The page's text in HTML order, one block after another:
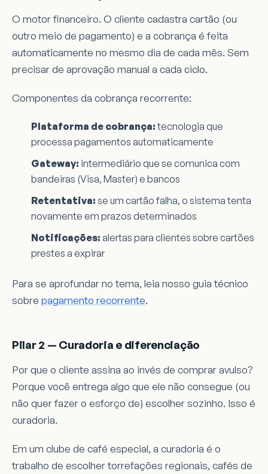
O motor financeiro. O cliente cadastra cartão (ou
outro meio de pagamento) e a cobrança é feita
automaticamente no mesmo dia de cada mês. Sem
precisar de aprovação manual a cada ciclo.
Componentes da cobrança recorrente:
Plataforma de cobrança:tecnologia que
processa pagamentos automaticamente
Gateway: intermediário que se comunica com
bandeiras (Visa, Master) e bancos
Retentativa: se um cartão falha, o sistema tenta
novamente em prazos determinados
Notificações: alertas para clientes sobre cartões
prestes a expirar
Para se aprofundar no tema, leia nosso guia técnico
sobre pagamento recorrente.
Pilar 2 — Curadoria e diferenciação
Por que o cliente assina ao invés de comprar avulso?
Porque você entrega algo que ele não consegue (ou
não quer fazer o esforço de) escolher sozinho. Isso é
curadoria.
Em um clube de café especial, a curadoria é o
trabalho de escolher torrefações regionais, cafés de